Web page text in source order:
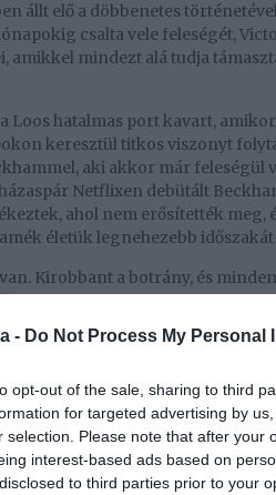
- Do Not Process My Personal
opt-out of the sale, sharing to third
for targeted advertising by
selection. Please note that after your
interest-based ads based on
to third parties prior to your
állt elő a döbbenetes
csalta vele feleségét,
amikkel mindezt alá tudja
Loos hatalmas port kavart,
keresztül titkos viszonyt
aki akkor már feleségül
Netflixen debütált
ahol nem erősítették meg,
életük legnehezebb
Kirobbant a botrány, és
benne
a botrány óta továbblépett
a 60 Minutes Australia
nyilvánosságra, üzenetekkel
hónapig tartó, intenzív titkos